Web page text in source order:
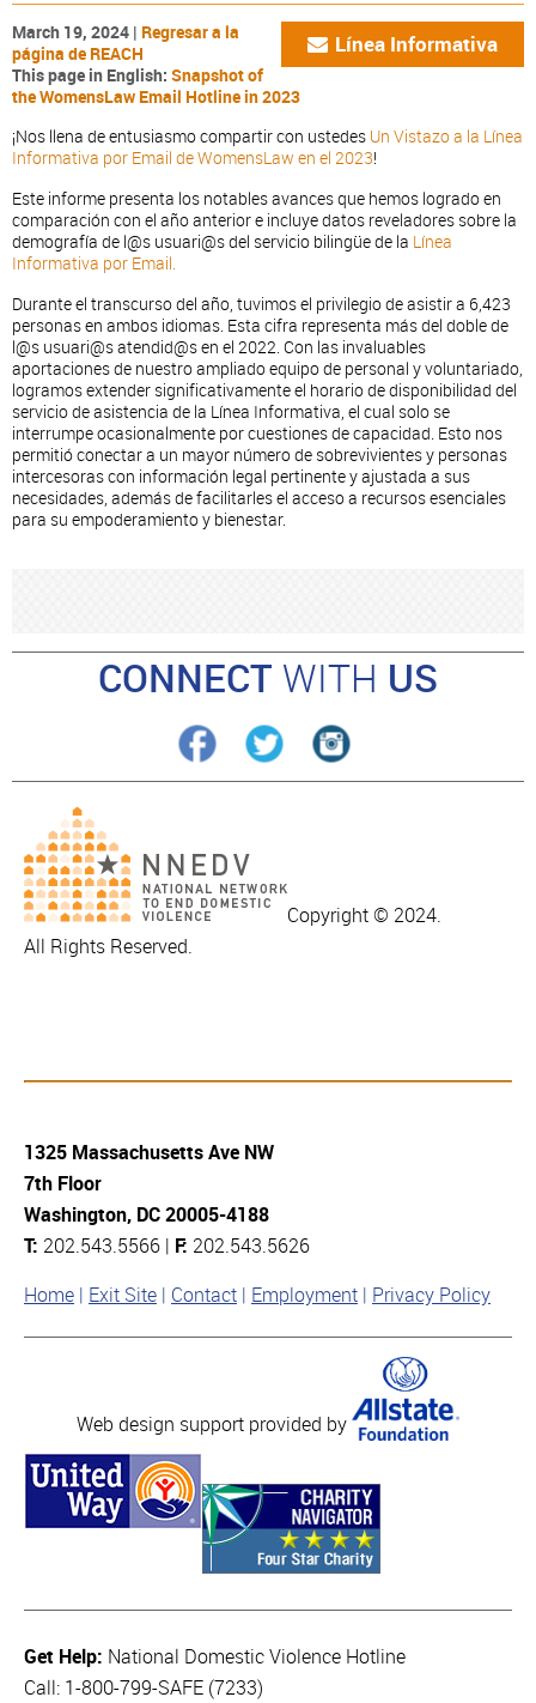
Línea Informativa
March 19, 2024 | Regresar a la
página de REACH
This page in English: Snapshot of
the WomensLaw Email Hotline in 2023
¡Nos llena de entusiasmo compartir con ustedes Un Vistazo a la Línea
Informativa por Email de WomensLaw en el 2023!
Este informe presenta los notables avances que hemos logrado en
comparación con el año anterior e incluye datos reveladores sobre la
demografía de l@s usuari@s del servicio bilingüe de la Línea
Informativa por Email.
Durante el transcurso del año, tuvimos el privilegio de asistir a 6,423
personas en ambos idiomas. Esta cifra representa más del doble de
l@s usuari@s atendid@s en el 2022. Con las invaluables
aportaciones de nuestro ampliado equipo de personal y voluntariado,
logramos extender significativamente el horario de disponibilidad del
servicio de asistencia de la Línea Informativa, el cual solo se
interrumpe ocasionalmente por cuestiones de capacidad. Esto nos
permitió conectar a un mayor número de sobrevivientes y personas
intercesoras con información legal pertinente y ajustada a sus
necesidades, además de facilitarles el acceso a recursos esenciales
para su empoderamiento y bienestar.
CONNECT WITH US
Copyright © 2024.
All Rights Reserved.
1325 Massachusetts Ave NW
7th Floor
Washington, DC 20005-4188
T: 202.543.5566 | F: 202.543.5626
Home Exit Site Contact Employment Privacy Policy
Web design support provided by
Get Help: National Domestic Violence Hotline
Call: 1-800-799-SAFE (7233)